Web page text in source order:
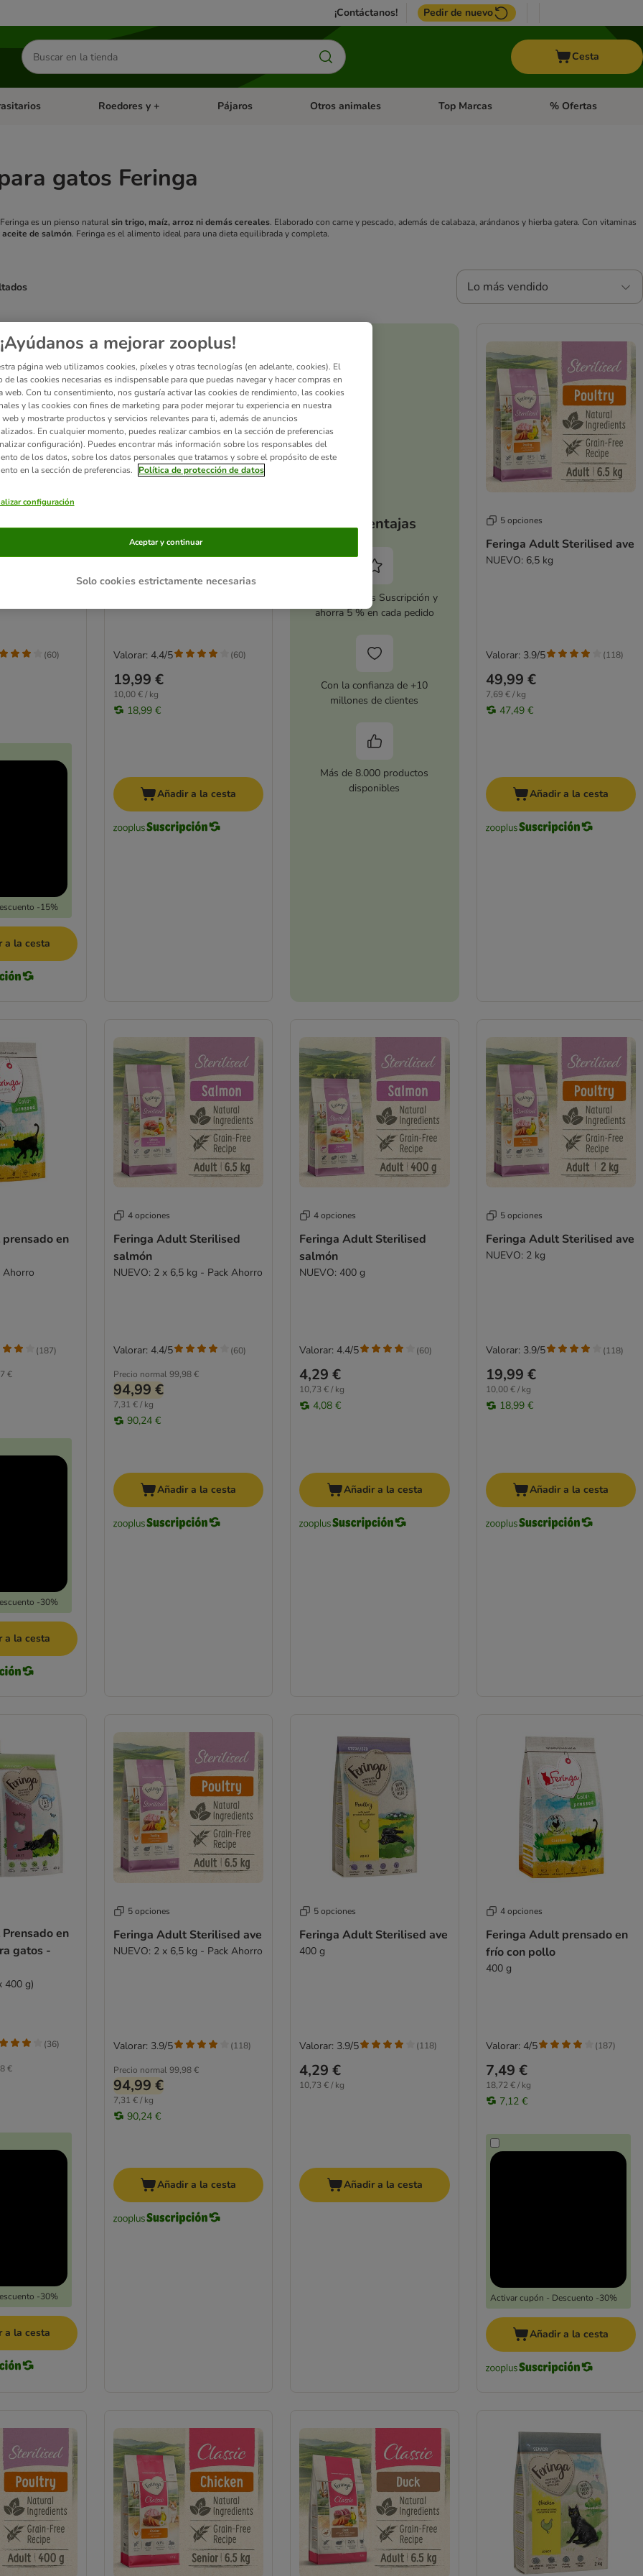
¡Contáctanos! Pedir de nuevo
Buscar
productos
Cesta
abierto: Dieta Vet.Menú de categoria abierto: Antiparasitarios
Roedores y + Menú de categoria abierto: Roedores y +
Pájaros Menú de categoria abierto: Pájaros
Otros animales Menú de categoria abierto: Otros animales
Top Marcas Menú de categoria
% Ofertas
gatos Feringa
es un pienso naturalsin trigo, maíz, arroz ni demás cereales. Elaborado con carne y pescado, además de calabaza, arándanos y hierba gatera. Con vitaminas
de salmón. Feringa es el alimento ideal para una dieta equilibrada y completa.
Lo más vendido
been changed
-15%
(60)
a la cesta
Feringa Adult Sterilised
salmón
NUEVO: 2 kg
19,99 €
10,00 € / kg
18,99 €
Valorar: 4.4/5 (60)
Añadir a la cesta
Tus ventajas
Activa zooplus Suscripción y
ahorra 5 % en cada pedido
Con la confianza de +10
millones de clientes
Más de 8.000 productos
disponibles
5 opciones
Feringa Adult Sterilised ave
NUEVO: 6,5 kg
49,99 €
7,69 € / kg
47,49 €
Valorar: 3.9/5 (118)
Añadir a la cesta
en
Ahorro
€
-30%
(187)
a la cesta
4 opciones
Feringa Adult Sterilised
salmón
NUEVO: 2 x 6,5 kg - Pack Ahorro
Precio normal 99,98 €
94,99 €
7,31 € / kg
90,24 €
Valorar: 4.4/5 (60)
Añadir a la cesta
4 opciones
Feringa Adult Sterilised
salmón
NUEVO: 400 g
4,29 €
10,73 € / kg
4,08 €
Valorar: 4.4/5 (60)
Añadir a la cesta
5 opciones
Feringa Adult Sterilised ave
NUEVO: 2 kg
19,99 €
10,00 € / kg
18,99 €
Valorar: 3.9/5 (118)
Añadir a la cesta
en
gatos -
400 g)
€
-30%
(36)
a la cesta
5 opciones
Feringa Adult Sterilised ave
NUEVO: 2 x 6,5 kg - Pack Ahorro
Precio normal 99,98 €
94,99 €
7,31 € / kg
90,24 €
Valorar: 3.9/5 (118)
Añadir a la cesta
5 opciones
Feringa Adult Sterilised ave
400 g
4,29 €
10,73 € / kg
Valorar: 3.9/5 (118)
Añadir a la cesta
4 opciones
Feringa Adult prensado en
frío con pollo
400 g
7,49 €
18,72 € / kg
7,12 €
Activar cupón - Descuento -30%
Valorar: 4/5 (187)
Añadir a la cesta
¡Ayúdanos a mejorar zooplus!
página web utilizamos cookies, píxeles y otras tecnologías (en adelante, cookies). El
de las cookies necesarias es indispensable para que puedas navegar y hacer compras en
web. Con tu consentimiento, nos gustaría activar las cookies de rendimiento, las cookies
y las cookies con fines de marketing para poder mejorar tu experiencia en nuestra
web y mostrarte productos y servicios relevantes para ti, además de anuncios
En cualquier momento, puedes realizar cambios en la sección de preferencias
configuración). Puedes encontrar más información sobre los responsables del
de los datos, sobre los datos personales que tratamos y sobre el propósito de este
en la sección de preferencias.
Política de protección de datos
configuración
Solo cookies estrictamente necesarias
Aceptar y continuar